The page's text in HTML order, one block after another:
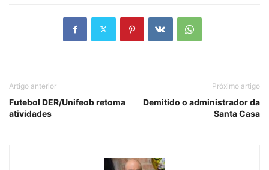
Artigo anterior
Futebol DER/Unifeob retoma
atividades
Próximo artigo
Demitido o administrador da
Santa Casa